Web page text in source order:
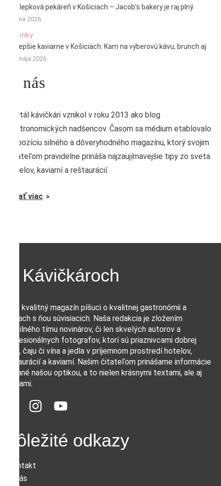
Bezlepková pekáreň v Košiciach – Jacob’s bakery je raj plný
1. júna 2026
Novinky
Najlepšie kaviarne v Košiciach: Kam na výberovú kávu, brunch aj
26. mája 2026
O nás
Portál kávičkári vznikol v roku 2013 ako blog
gastronomických nadšencov. Časom sa médium etablovalo
na pozíciu silného a dôveryhodného magazínu, ktorý svojim
čitateľom pravidelne prináša najzaujímavejšie tipy zo sveta
hotelov, kaviarní a reštaurácií.
Čítať viac
O Kávičkároch
Sme kvalitný magazín píšuci o kvalitnej gastronómii a
veciach s ňou súvisiacich. Naša redakcia je zložením
stabilného tímu novinárov, či len skvelých autorov a
profesionálnych fotografov, ktorí sú priaznivcami dobrej
kávy, čaju či vína a jedla v príjemnom prostredí hotelov,
reštaurácií a kaviarní. Našim čitateľom prinášame informácie
podané našou optikou, a to nielen krásnymi textami, ale aj
fotkami.
Dôležité odkazy
Kontakt
O nás